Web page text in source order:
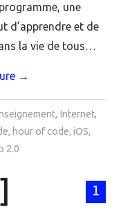
une
d’apprendre et de
la vie de tous…
→
, Internet,
, hour of code, iOS,
2.0
1